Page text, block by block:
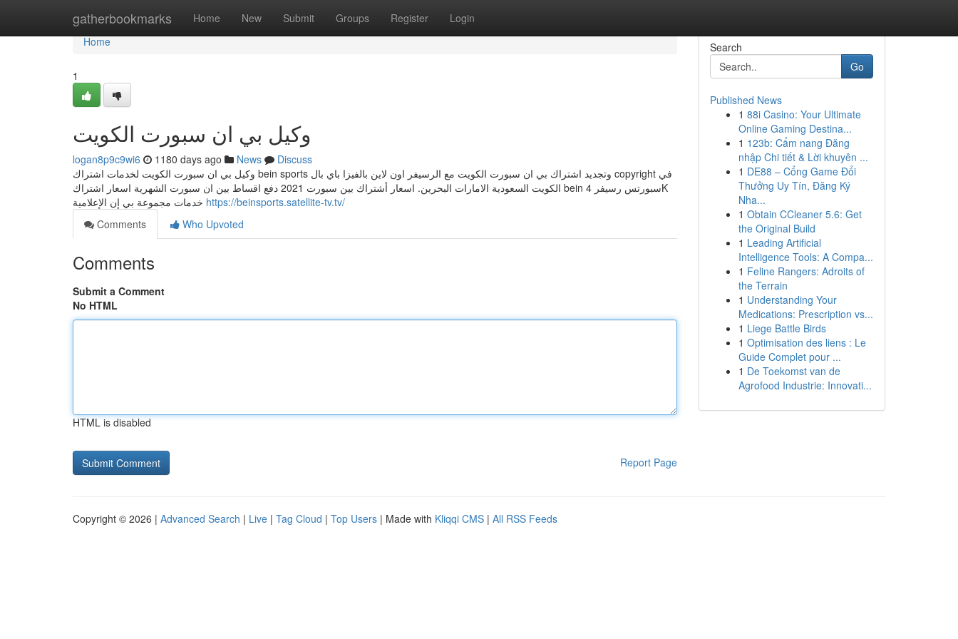
gatherbookmarks Home New Submit Groups Register Login
Home
Home
1
وكيل بي ان سبورت الكويت
logan8p9c9wi6 1180 days ago News
Discuss
وكيل بي ان سبورت الكويت لخدمات اشتراك bein sports وتجديد اشتراك بي ان سبورت الكويت مع الرسيفر اون لاين بالفيزا باي بال copyright في
الكويت السعودية الامارات البحرين. اسعار أشتراك بين سبورت 2021 دفع اقساط بين ان سبورت الشهرية اسعار اشتراك bein سبورتس رسيفر 4K
https://beinsports.satellite-tv.tv/
Comments
Who Upvoted
Comments
Submit a Comment
No HTML
HTML is disabled
Report Page
Search
Go
Published News
1 88i Casino: Your Ultimate
Online Gaming Destina...
1 123b: Cẩm nang Đăng
nhập Chi tiết & Lời khuyên ...
1 DE88 – Cổng Game Đổi
Thưởng Uy Tín, Đăng Ký
Nha...
1 Obtain CCleaner 5.6: Get
the Original Build
1 Leading Artificial
Intelligence Tools: A Compa...
1 Feline Rangers: Adroits of
the Terrain
1 Understanding Your
Medications: Prescription vs...
1 Liege Battle Birds
1 Optimisation des liens : Le
Guide Complet pour ...
1 De Toekomst van de
Agrofood Industrie: Innovati...
Copyright © 2026 | Advanced Search | Live | Tag Cloud | Top Users | Made with Kliqqi CMS | All RSS Feeds